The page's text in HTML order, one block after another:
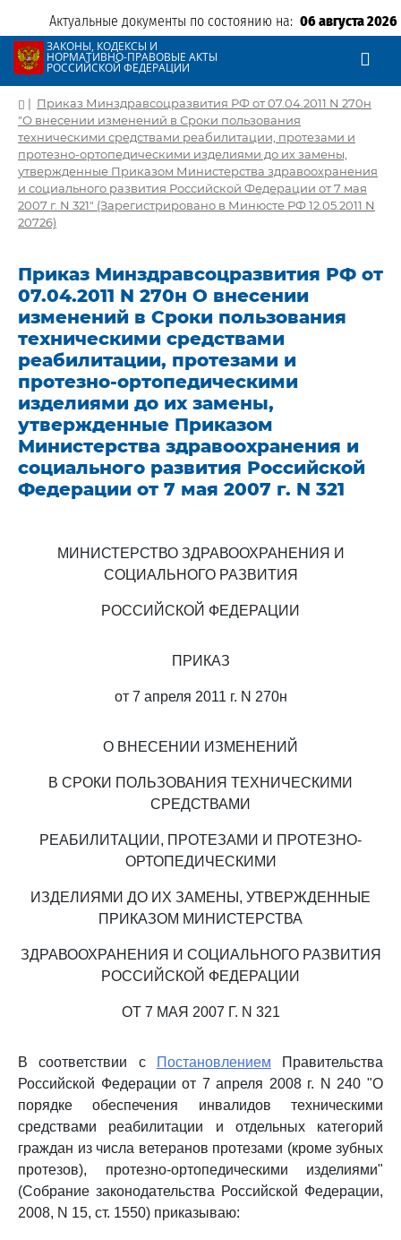
Актуальные документы по состоянию на: 06 августа 2026
ЗАКОНЫ, КОДЕКСЫ И
НОРМАТИВНО-ПРАВОВЫЕ АКТЫ
РОССИЙСКОЙ ФЕДЕРАЦИИ
| Приказ Минздравсоцразвития РФ от 07.04.2011 N 270н
"О внесении изменений в Сроки пользования
техническими средствами реабилитации, протезами и
протезно-ортопедическими изделиями до их замены,
утвержденные Приказом Министерства здравоохранения
и социального развития Российской Федерации от 7 мая
2007 г. N 321" (Зарегистрировано в Минюсте РФ 12.05.2011 N
20726)
Приказ Минздравсоцразвития РФ от
07.04.2011 N 270н О внесении
изменений в Сроки пользования
техническими средствами
реабилитации, протезами и
протезно-ортопедическими
изделиями до их замены,
утвержденные Приказом
Министерства здравоохранения и
социального развития Российской
Федерации от 7 мая 2007 г. N 321
МИНИСТЕРСТВО ЗДРАВООХРАНЕНИЯ И
СОЦИАЛЬНОГО РАЗВИТИЯ
РОССИЙСКОЙ ФЕДЕРАЦИИ
ПРИКАЗ
от 7 апреля 2011 г. N 270н
О ВНЕСЕНИИ ИЗМЕНЕНИЙ
В СРОКИ ПОЛЬЗОВАНИЯ ТЕХНИЧЕСКИМИ
СРЕДСТВАМИ
РЕАБИЛИТАЦИИ, ПРОТЕЗАМИ И ПРОТЕЗНО-
ОРТОПЕДИЧЕСКИМИ
ИЗДЕЛИЯМИ ДО ИХ ЗАМЕНЫ, УТВЕРЖДЕННЫЕ
ПРИКАЗОМ МИНИСТЕРСТВА
ЗДРАВООХРАНЕНИЯ И СОЦИАЛЬНОГО РАЗВИТИЯ
РОССИЙСКОЙ ФЕДЕРАЦИИ
ОТ 7 МАЯ 2007 Г. N 321
В соответствии с Постановлением Правительства
Российской Федерации от 7 апреля 2008 г. N 240 "О
порядке обеспечения инвалидов техническими
средствами реабилитации и отдельных категорий
граждан из числа ветеранов протезами (кроме зубных
протезов), протезно-ортопедическими изделиями"
(Собрание законодательства Российской Федерации,
2008, N 15, ст. 1550) приказываю: